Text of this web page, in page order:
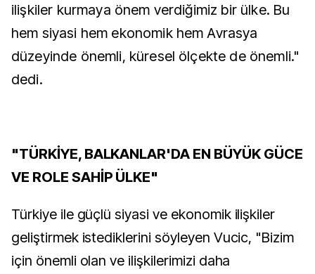
ilişkiler kurmaya önem verdiğimiz bir ülke. Bu
hem siyasi hem ekonomik hem Avrasya
düzeyinde önemli, küresel ölçekte de önemli."
dedi.
"TÜRKİYE, BALKANLAR'DA EN BÜYÜK GÜCE
VE ROLE SAHİP ÜLKE"
Türkiye ile güçlü siyasi ve ekonomik ilişkiler
geliştirmek istediklerini söyleyen Vucic, "Bizim
için önemli olan ve ilişkilerimizi daha